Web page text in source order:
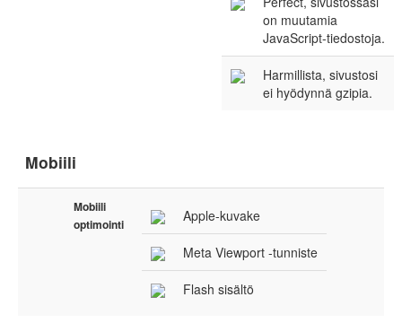
on muutamia
JavaScript-tiedostoja.
Harmillista, sivustosi
ei hyödynnä gzipia.
Mobiili
Mobiili
optimointi
Apple-kuvake
Meta Viewport -tunniste
Flash sisältö